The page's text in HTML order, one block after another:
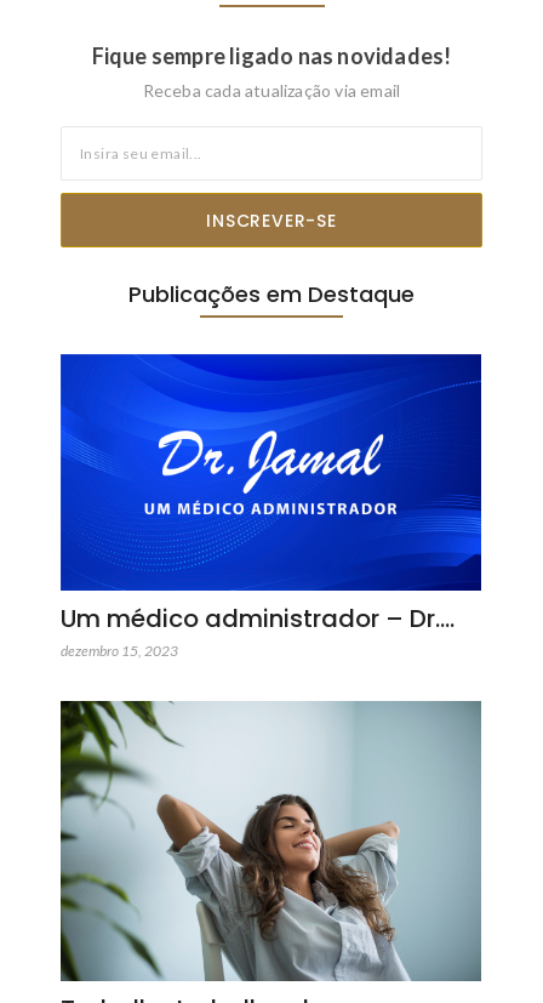
Fique sempre ligado nas novidades!
Receba cada atualização via email
INSCREVER-SE
Publicações em Destaque
Um médico administrador – Dr.…
dezembro 15, 2023